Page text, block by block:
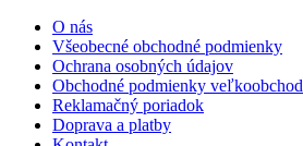
O nás
Všeobecné obchodné podmienky
Ochrana osobných údajov
Obchodné podmienky veľkoobchod
Reklamačný poriadok
Doprava a platby